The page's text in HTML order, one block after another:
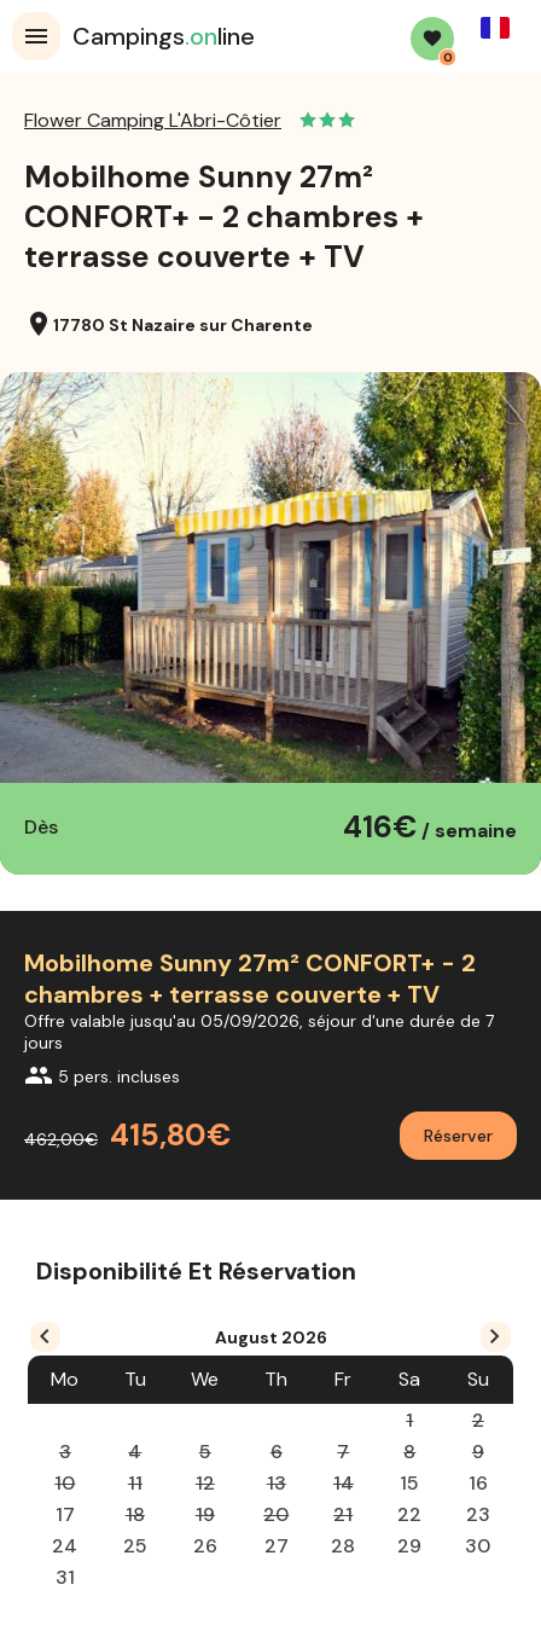
Campings.online
0
Flower Camping L'Abri-Côtier
Mobilhome Sunny 27m²
CONFORT+ - 2 chambres +
terrasse couverte + TV
location_on 17780 St Nazaire sur Charente
Dès 416€ / semaine
Mobilhome Sunny 27m² CONFORT+ - 2
chambres + terrasse couverte + TV
Offre valable jusqu'au 05/09/2026, séjour d'une durée de 7
jours
group 5 pers. incluses
462,00€ 415,80€ Réserver
Disponibilité Et Réservation
August 2026
Mo Tu We Th Fr Sa
Su
1
2
3
4 5 6 7 8
9
10
11 12 13 14 15
16
17
18 19 20 21 22
23
24
25 26 27 28 29
30
31